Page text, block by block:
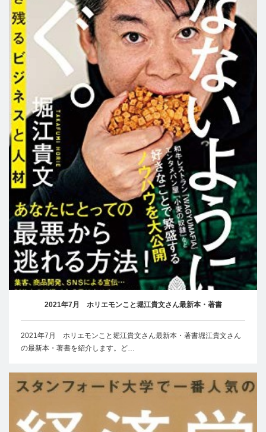
2021年7月 ホリエモンこと堀江貴文さん最新本・著書
2021年7月 ホリエモンこと堀江貴文さん最新本・著書堀江貴文さん
の最新本・著書を紹介します。ど…